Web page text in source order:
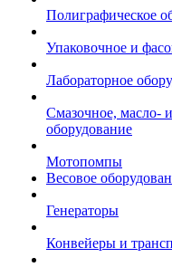
Полиграфическое
Упаковочное и
Лабораторное
Смазочное, масло-
оборудование
Мотопомпы
Весовое
Генераторы
Конвейеры и